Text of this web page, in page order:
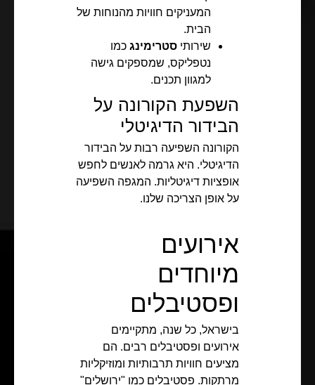
המעניקים חוויות מהנוחות של
הבית.
שירותי סטרימינג כמו
נטפליקס, שמספקים גישה
למגוון תכנים.
השפעת הקורונה על
הבידור הדיגיטלי
הקורונה השפיעה רבות על הבידור
הדיגיטלי. היא גרמה לאנשים לחפש
אופציות דיגיטליות. המגפה השפיעה
על אופן הצריכה שלנו.
אירועים
מיוחדים
ופסטיבלים
בישראל, כל שנה, מתקיימים
אירועים ופסטיבלים רבים. הם
מציעים חוויות תרבותיות ומוזיקליות
מרתקות. פסטיבלים כמו "ירושלים"